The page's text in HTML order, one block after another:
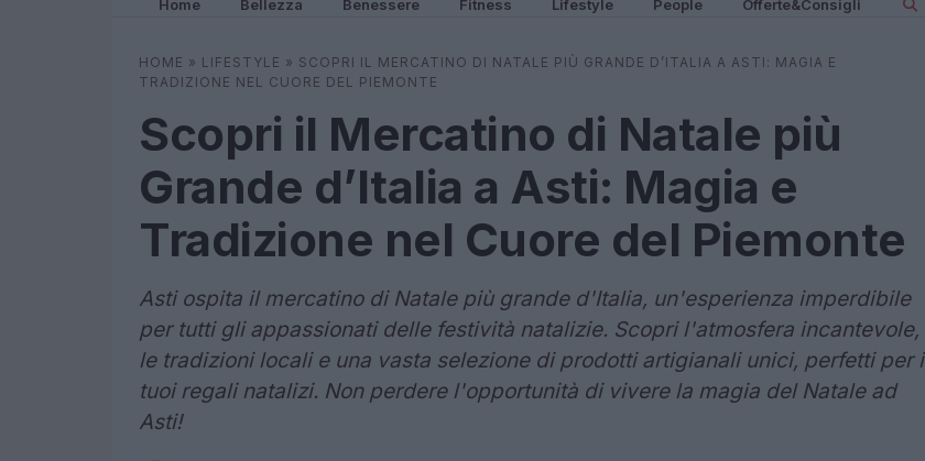
Home Bellezza Benessere Fitness Lifestyle People Offerte&Consigli
HOME » LIFESTYLE » SCOPRI IL MERCATINO DI NATALE PIÙ GRANDE D’ITALIA A ASTI: MAGIA E
TRADIZIONE NEL CUORE DEL PIEMONTE
Scopri il Mercatino di Natale più
Grande d’Italia a Asti: Magia e
Tradizione nel Cuore del Piemonte
Asti ospita il mercatino di Natale più grande d'Italia, un'esperienza imperdibile
per tutti gli appassionati delle festività natalizie. Scopri l'atmosfera incantevole,
le tradizioni locali e una vasta selezione di prodotti artigianali unici, perfetti per i
tuoi regali natalizi. Non perdere l'opportunità di vivere la magia del Natale ad
Asti!